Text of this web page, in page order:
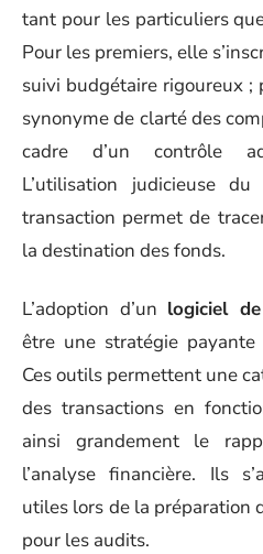
tant pour les particuliers
Pour les premiers, elle
suivi budgétaire rigoureux ;
synonyme de clarté des
cadre d’un contrôle
L’utilisation judicieuse
transaction permet de
la destination des fonds.
L’adoption d’un logiciel
être une stratégie
Ces outils permettent une
des transactions en
ainsi grandement le
l’analyse financière. Ils
utiles lors de la préparation
pour les audits.